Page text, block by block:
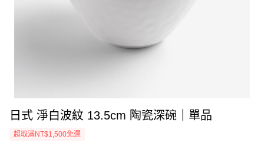
日式 淨白波紋 13.5cm 陶瓷深碗｜單品
超取滿NT$1,500免運